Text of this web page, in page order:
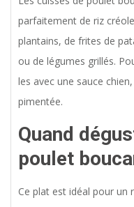
parfaitement de riz
plantains, de frites de
ou de légumes grillés.
les avec une sauce
pimentée.
Quand
poulet
Ce plat est idéal pour un